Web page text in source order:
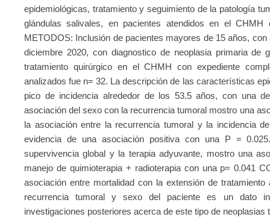
epidemiológicas, tratamiento y seguimiento de la patología
glándulas salivales, en pacientes atendidos en el
METODOS: Inclusión de pacientes mayores de 15 años,
diciembre 2020, con diagnostico de neoplasia primaria de
tratamiento quirúrgico en el CHMH con expediente
analizados fue n= 32. La descripción de las características
pico de incidencia alrededor de los 53.5 años, con una
asociación del sexo con la recurrencia tumoral mostro una
la asociación entre la recurrencia tumoral y la incidencia
evidencia de una asociación positiva con una P =
supervivencia global y la terapia adyuvante, mostro una
manejo de quimioterapia + radioterapia con una p= 0.041
asociación entre mortalidad con la extensión de
recurrencia tumoral y sexo del paciente es un dato
investigaciones posteriores acerca de este tipo de neoplasias